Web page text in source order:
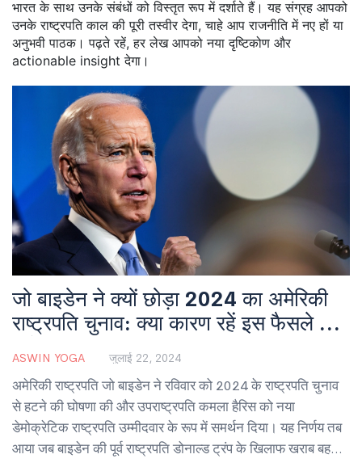
भारत के साथ उनके संबंधों को विस्तृत रूप में दर्शाते हैं। यह संग्रह आपको
उनके राष्ट्रपति काल की पूरी तस्वीर देगा, चाहे आप राजनीति में नए हों या
अनुभवी पाठक। पढ़ते रहें, हर लेख आपको नया दृष्टिकोण और
actionable insight देगा।
जो बाइडेन ने क्यों छोड़ा 2024 का अमेरिकी
राष्ट्रपति चुनाव: क्या कारण रहें इस फैसले के
पीछे
ASWIN YOGA जुलाई 22, 2024
अमेरिकी राष्ट्रपति जो बाइडेन ने रविवार को 2024 के राष्ट्रपति चुनाव
से हटने की घोषणा की और उपराष्ट्रपति कमला हैरिस को नया
डेमोक्रेटिक राष्ट्रपति उम्मीदवार के रूप में समर्थन दिया। यह निर्णय तब
आया जब बाइडेन की पूर्व राष्ट्रपति डोनाल्ड ट्रंप के खिलाफ खराब बहस